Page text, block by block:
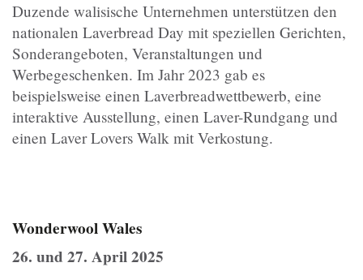
Duzende walisische Unternehmen unterstützen den
nationalen Laverbread Day mit speziellen Gerichten,
Sonderangeboten, Veranstaltungen und
Werbegeschenken. Im Jahr 2023 gab es
beispielsweise einen Laverbreadwettbewerb, eine
interaktive Ausstellung, einen Laver-Rundgang und
einen Laver Lovers Walk mit Verkostung.
Wonderwool Wales
26. und 27. April 2025